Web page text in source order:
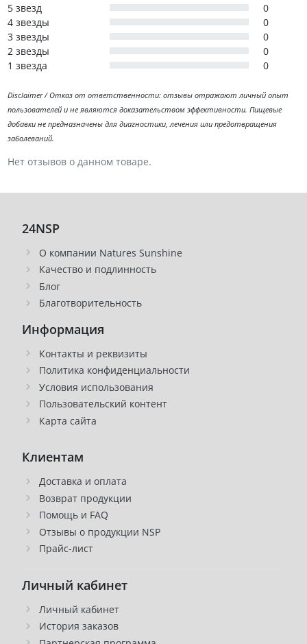
5 звезд
0
4 звезды
0
3 звезды
0
2 звезды
0
1 звезда
0
Disclaimer / Отказ от ответственности: отзывы отражают личный опыт
пользователей и не являются доказательством эффективности. Пищевые
добавки не предназначены для диагностики, лечения или предотвращения
заболеваний.
Нет отзывов о данном товаре.
24NSP
О компании Natures Sunshine
Качество и подлинность
Блог
Благотворительность
Информация
Контакты и реквизиты
Политика конфиденциальности
Условия использования
Пользовательский контент
Карта сайта
Клиентам
Доставка и оплата
Возврат продукции
Помощь и FAQ
Отзывы о продукции NSP
Прайс-лист
Личный кабинет
Личный кабинет
История заказов